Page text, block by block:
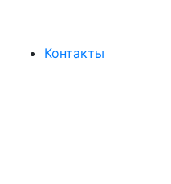
Контакты